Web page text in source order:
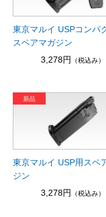
東京マルイ USPコンパ
スペアマガジン
3,278円
（税込み）
東京マルイ USP用スペ
ジン
3,278円 （税込み）